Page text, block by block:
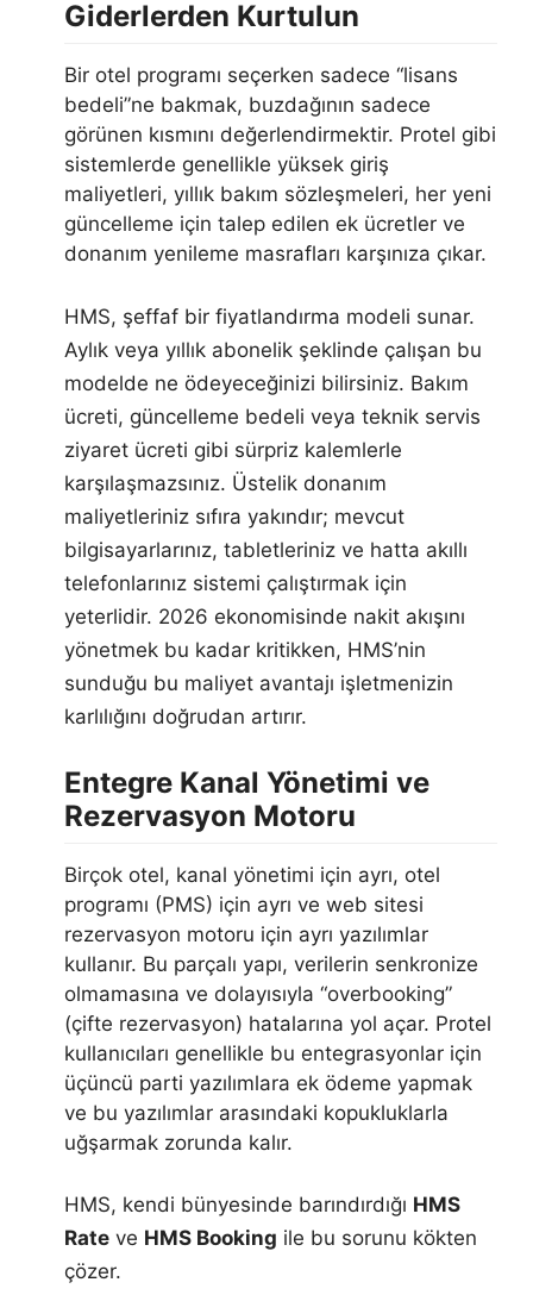
Giderlerden Kurtulun
Bir otel programı seçerken sadece “lisans
bedeli”ne bakmak, buzdağının sadece
görünen kısmını değerlendirmektir. Protel gibi
sistemlerde genellikle yüksek giriş
maliyetleri, yıllık bakım sözleşmeleri, her yeni
güncelleme için talep edilen ek ücretler ve
donanım yenileme masrafları karşınıza çıkar.
HMS, şeffaf bir fiyatlandırma modeli sunar.
Aylık veya yıllık abonelik şeklinde çalışan bu
modelde ne ödeyeceğinizi bilirsiniz. Bakım
ücreti, güncelleme bedeli veya teknik servis
ziyaret ücreti gibi sürpriz kalemlerle
karşılaşmazsınız. Üstelik donanım
maliyetleriniz sıfıra yakındır; mevcut
bilgisayarlarınız, tabletleriniz ve hatta akıllı
telefonlarınız sistemi çalıştırmak için
yeterlidir. 2026 ekonomisinde nakit akışını
yönetmek bu kadar kritikken, HMS’nin
sunduğu bu maliyet avantajı işletmenizin
karlılığını doğrudan artırır.
Entegre Kanal Yönetimi ve
Rezervasyon Motoru
Birçok otel, kanal yönetimi için ayrı, otel
programı (PMS) için ayrı ve web sitesi
rezervasyon motoru için ayrı yazılımlar
kullanır. Bu parçalı yapı, verilerin senkronize
olmamasına ve dolayısıyla “overbooking”
(çifte rezervasyon) hatalarına yol açar. Protel
kullanıcıları genellikle bu entegrasyonlar için
üçüncü parti yazılımlara ek ödeme yapmak
ve bu yazılımlar arasındaki kopukluklarla
uğşarmak zorunda kalır.
HMS, kendi bünyesinde barındırdığı HMS
Rate ve HMS Booking ile bu sorunu kökten
çözer.